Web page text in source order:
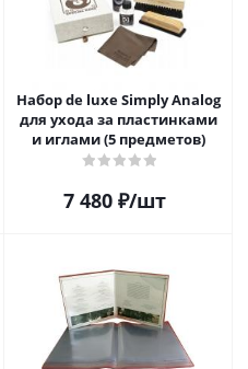
Набор de luxe Simply Analog
для ухода за пластинками
и иглами (5 предметов)
7 480₽/шт